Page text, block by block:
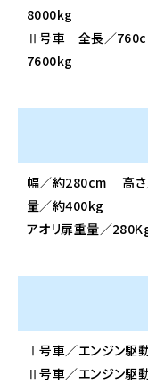
8000kg
Ⅱ号車 全⾧／
7600kg
幅／約280cm 高
量／約400kg
アオリ扉重量／280Kg
Ⅰ号車／エンジン駆
Ⅱ号車／エンジン駆